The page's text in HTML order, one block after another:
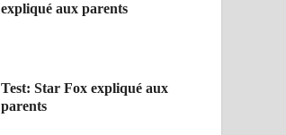
expliqué aux parents
Test: Star Fox expliqué aux
parents